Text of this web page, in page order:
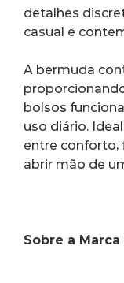
detalhes
casual e
A bermuda
bolsos
uso diário.
entre conforto,
abrir mão de
Sobre a